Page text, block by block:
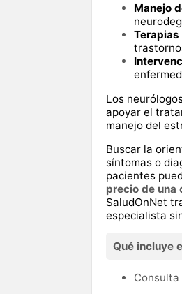
Manejo
Los
apoyar el
manejo del
Buscar la
síntomas o
pacientes
precio de una
SaludOnNet
especialista
Qué incluye